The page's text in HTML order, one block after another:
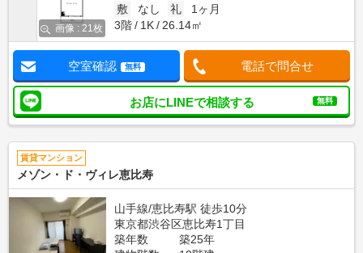
画像 : 21枚
敷
なし 礼
1ヶ月
3階
1K 26.14㎡
空室確認 無料 電話で問合せ
お店にLINEで相談する 無料
賃貸マンション
メゾン・ド・ヴィレ恵比寿
山手線/恵比寿駅 徒歩10分
東京都渋谷区恵比寿1丁目
築年数
築25年